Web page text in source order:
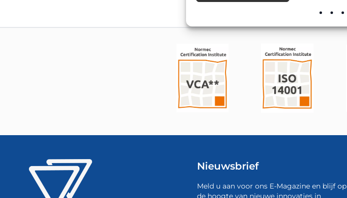
Nieuwsbrief
Meld u aan voor ons E-Magazine en blijf op
de hoogte van nieuwe innovaties in